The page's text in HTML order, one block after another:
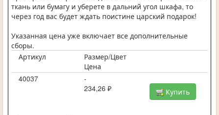
ткань или бумагу и уберете в дальний угол шкафа, то
через год вас будет ждать поистине царский подарок!
Указанная цена уже включает все дополнительные
сборы.
Артикул
Размер/Цвет
Цена
40037
-
234,26 ₽
Купить